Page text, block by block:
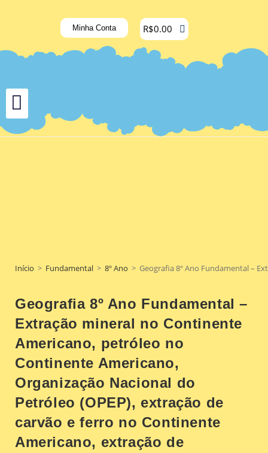
Minha Conta R$0.00
Início > Fundamental > 8º Ano > Geografia 8º Ano Fundamental –
Geografia 8º Ano Fundamental –
Extração mineral no Continente
Americano, petróleo no
Continente Americano,
Organização Nacional do
Petróleo (OPEP), extração de
carvão e ferro no Continente
Americano, extração de